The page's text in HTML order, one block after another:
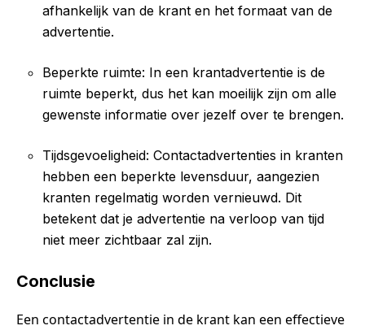
afhankelijk van de krant en het formaat van de
advertentie.
Beperkte ruimte: In een krantadvertentie is de
ruimte beperkt, dus het kan moeilijk zijn om alle
gewenste informatie over jezelf over te brengen.
Tijdsgevoeligheid: Contactadvertenties in kranten
hebben een beperkte levensduur, aangezien
kranten regelmatig worden vernieuwd. Dit
betekent dat je advertentie na verloop van tijd
niet meer zichtbaar zal zijn.
Conclusie
Een contactadvertentie in de krant kan een effectieve